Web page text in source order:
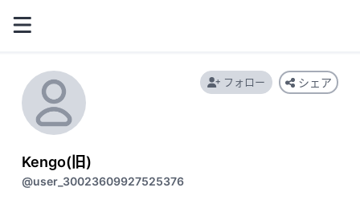
Kengo(旧)
@user_30023609927525376
フォロー シェア